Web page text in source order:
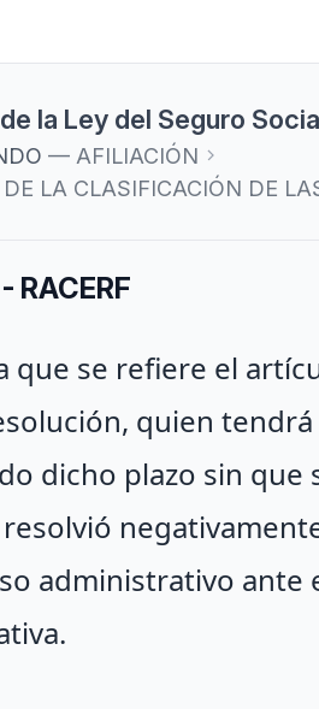
la Ley del Seguro
— AFILIACIÓN
LA CLASIFICACIÓN DE
RACERF
que se refiere el
quien
dicho plazo sin que
administrativo ante